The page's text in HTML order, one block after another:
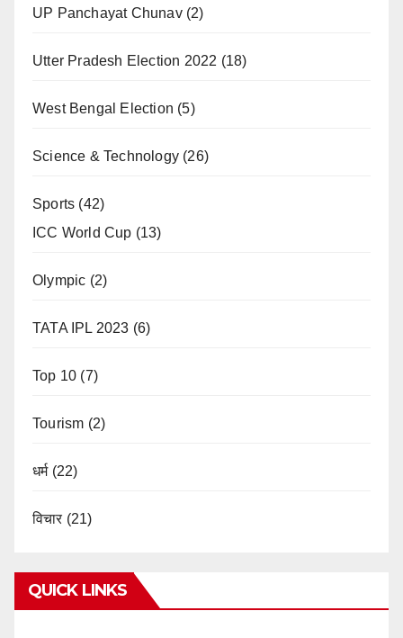
UP Panchayat Chunav(2)
Utter Pradesh Election 2022 (18)
West Bengal Election (5)
Science & Technology (26)
Sports (42)
ICC World Cup (13)
Olympic (2)
TATA IPL 2023 (6)
Top 10 (7)
Tourism (2)
धर्म(22)
विचार (21)
QUICK LINKS